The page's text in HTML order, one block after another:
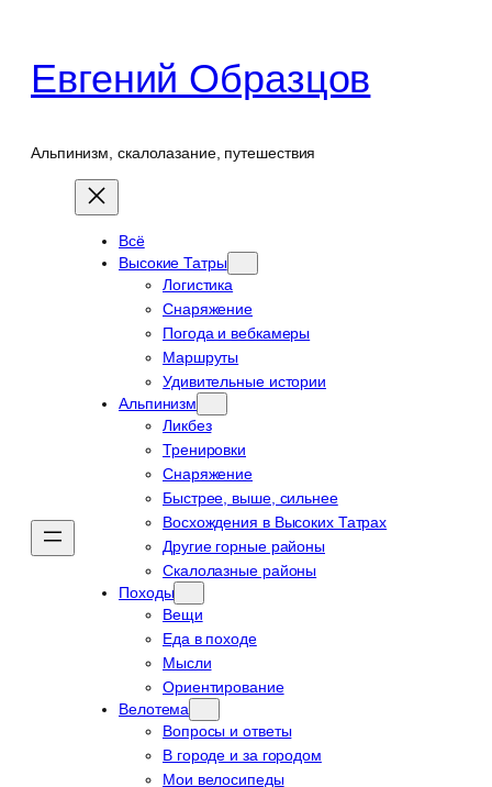
содержимому
Евгений Образцов
Альпинизм, скалолазание, путешествия
Всё
Высокие Татры
Логистика
Снаряжение
Погода и вебкамеры
Маршруты
Удивительные истории
Альпинизм
Ликбез
Тренировки
Снаряжение
Быстрее, выше, сильнее
Восхождения в Высоких Татрах
Другие горные районы
Скалолазные районы
Походы
Вещи
Еда в походе
Мысли
Ориентирование
Велотема
Вопросы и ответы
В городе и за городом
Мои велосипеды